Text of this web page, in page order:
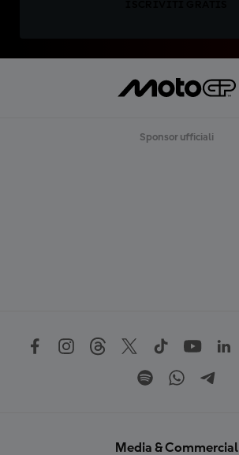
Sponsor ufficiali
Media & Commercial